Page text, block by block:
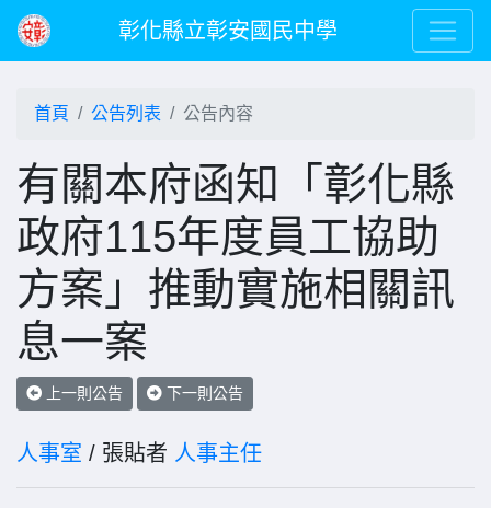
彰化縣立彰安國民中學
首頁 公告列表 公告內容
有關本府函知「彰化縣
政府115年度員工協助
方案」推動實施相關訊
息一案
上一則公告 下一則公告
人事室 / 張貼者 人事主任